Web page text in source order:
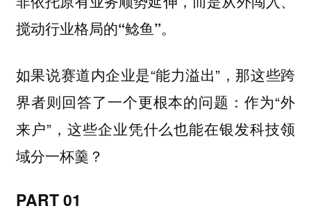
搅动行业格局的“鲶鱼”。
如果说赛道内企业是“能力溢出”，那这些跨
界者则回答了一个更根本的问题：作为“外
来户”，这些企业凭什么也能在银发科技领
域分一杯羹？
PART 01